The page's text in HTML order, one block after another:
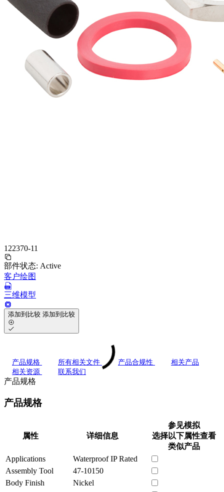
122370-11
部件状态: Active
客户绘图
三维模型
添加到比较 添加到比较
产品规格 所有相关文件 产品合规性
相关产品
相关资源
联系我们
产品规格
产品规格
属性 详细信息
参见模拟
选择以下属性查看
类似产品
Applications
Waterproof IP Rated
Assembly Tool
47-10150
Body Finish
Nickel